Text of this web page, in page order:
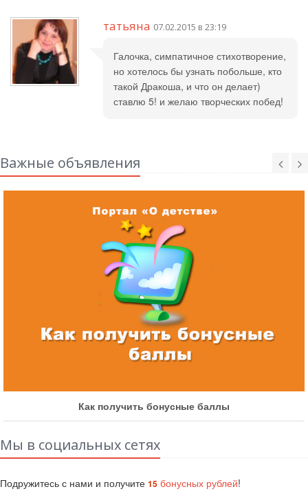
татьяна 07.02.2015 в 23:19
Галочка, симпатичное стихотворение,
но хотелось бы узнать побольше, кто
такой Дракоша, и что он делает)
ставлю 5! и желаю творческих побед!
Важные объявления
Как получить бонусные баллы
Мы в социальных сетях
Подружитесь с нами и получите 15 бонусных рублей!